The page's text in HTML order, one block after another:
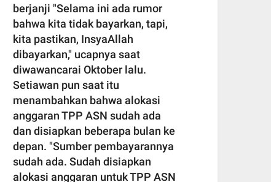
berjanji "Selama ini ada rumor
bahwa kita tidak bayarkan, tapi,
kita pastikan, InsyaAllah
dibayarkan," ucapnya saat
diwawancarai Oktober lalu.
Setiawan pun saat itu
menambahkan bahwa alokasi
anggaran TPP ASN sudah ada
dan disiapkan beberapa bulan ke
depan. "Sumber pembayarannya
sudah ada. Sudah disiapkan
alokasi anggaran untuk TPP ASN